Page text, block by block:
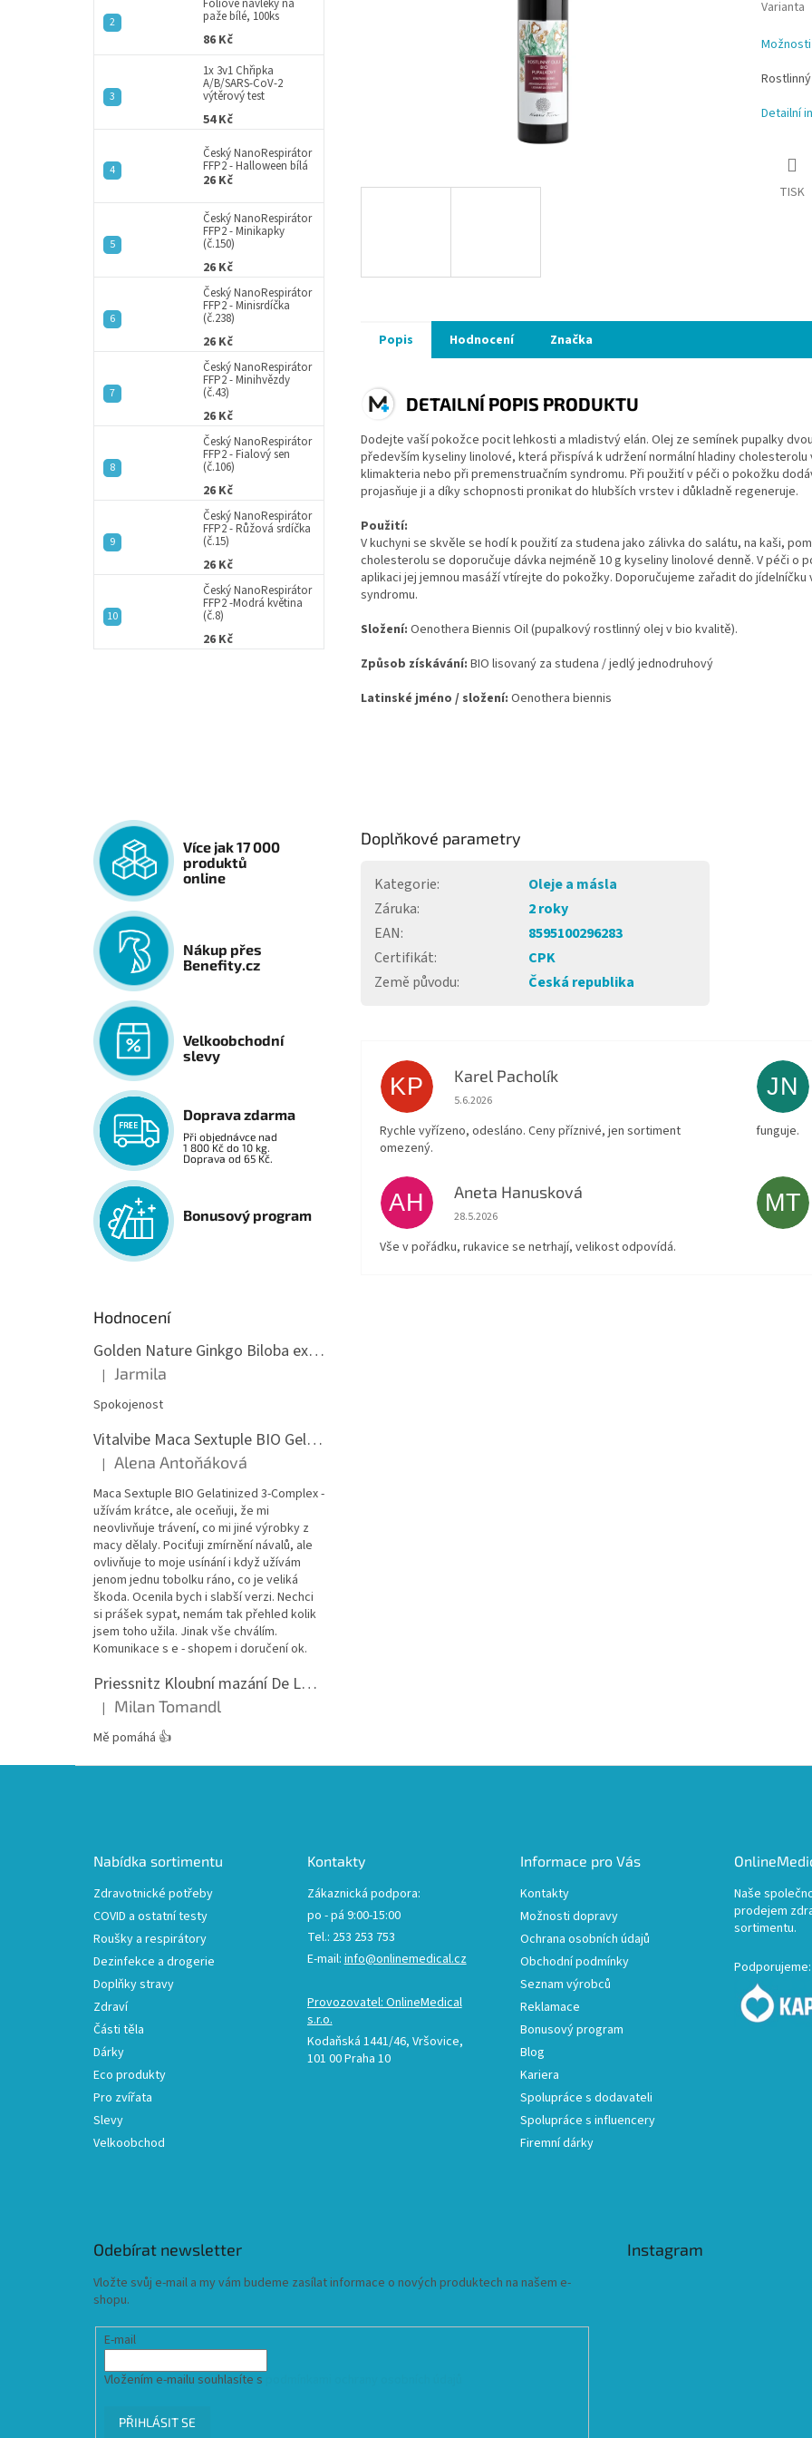
paže bílé, 100ks
86 Kč
1x 3v1 Chřipka
A/B/SARS-CoV-2
výtěrový test
54 Kč
Český NanoRespirátor
FFP2 - Halloween bílá
26 Kč
Český NanoRespirátor
FFP2 - Minikapky
(č.150)
26 Kč
Český NanoRespirátor
FFP2 - Minisrdíčka
(č.238)
26 Kč
Český NanoRespirátor
FFP2 - Minihvězdy
(č.43)
26 Kč
Český NanoRespirátor
FFP2 - Fialový sen
(č.106)
26 Kč
Český NanoRespirátor
FFP2 - Růžová srdíčka
(č.15)
26 Kč
Český NanoRespirátor
FFP2 -Modrá květina
(č.8)
26 Kč
Více jak 17 000
produktů
online
Nákup přes
Benefity.cz
Velkoobchodní
slevy
Doprava zdarma
Při objednávce nad
1 800 Kč do 10 kg.
Doprava od 65 Kč.
Bonusový program
Hodnocení
Golden Nature Ginkgo Biloba extrakt 50:1 60mg, 100 kapslí
Hodnocení produktu je 5 z 5 hvězdiček.
| Jarmila
Spokojenost
Vitalvibe Maca Sextuple BIO Gelatinized 3-Complex, 60 kapslí
Hodnocení produktu je 5 z 5 hvězdiček.
| Alena Antoňáková
Maca Sextuple BIO Gelatinized 3-Complex -
užívám krátce, ale oceňuji, že mi
neovlivňuje trávení, co mi jiné výrobky z
macy dělaly. Pociťuji zmírnění návalů, ale
ovlivňuje to moje usínání i když užívám
jenom jednu tobolku ráno, co je veliká
škoda. Ocenila bych i slabší verzi. Nechci
si prášek sypat, nemám tak přehled kolik
jsem toho užila. Jinak vše chválím.
Komunikace s e - shopem i doručení ok.
Priessnitz Kloubní mazání De Luxe, 200ml
Hodnocení produktu je 5 z 5 hvězdiček.
| Milan Tomandl
Mě pomáhá 👍
Varianta
Detailní
TISK
Popis Hodnocení Značka
DETAILNÍ POPIS PRODUKTU
Dodejte vaší pokožce pocit lehkosti a mladistvý elán. Olej ze semínek pupalky
především kyseliny linolové, která přispívá k udržení normální hladiny
klimakteria nebo při premenstruačním syndromu. Při použití v péči o pokožku
projasňuje ji a díky schopnosti pronikat do hlubších vrstev i důkladně regeneruje.
Použití:
V kuchyni se skvěle se hodí k použití za studena jako zálivka do salátu, na kaši,
cholesterolu se doporučuje dávka nejméně 10 g kyseliny linolové denně. V péči
aplikaci jej jemnou masáží vtírejte do pokožky. Doporučujeme zařadit do
syndromu.
Složení: Oenothera Biennis Oil (pupalkový rostlinný olej v bio kvalitě).
Způsob získávání: BIO lisovaný za studena / jedlý jednodruhový
Latinské jméno / složení: Oenothera biennis
Doplňkové parametry
Kategorie:
Oleje a másla
Záruka:
2 roky
EAN:
8595100296283
Certifikát:
CPK
Země původu: Česká republika
KP Karel Pacholík
Hodnocení obchodu je 4 z 5 hvězdiček.
5.6.2026
Rychle vyřízeno, odesláno. Ceny příznivé, jen sortiment
omezený.
JN
funguje.
AH Aneta Hanusková
Hodnocení obchodu je 5 z 5 hvězdiček.
28.5.2026
Vše v pořádku, rukavice se netrhají, velikost odpovídá.
MT
Nabídka sortimentu
Zdravotnické potřeby
COVID a ostatní testy
Roušky a respirátory
Dezinfekce a drogerie
Doplňky stravy
Zdraví
Části těla
Dárky
Eco produkty
Pro zvířata
Slevy
Velkoobchod
Kontakty
Zákaznická podpora:
po - pá 9:00-15:00
Tel.: 253 253 753
E-mail: info@onlinemedical.cz
Provozovatel: OnlineMedical
s.r.o.
Kodaňská 1441/46, Vršovice,
101 00 Praha 10
Informace pro Vás
Kontakty
Možnosti dopravy
Ochrana osobních údajů
Obchodní podmínky
Seznam výrobců
Reklamace
Bonusový program
Blog
Kariera
Spolupráce s dodavateli
Spolupráce s influencery
Firemní dárky
Naše
prodejem
sortimentu.
Podporujeme:
Odebírat newsletter
Vložte svůj e-mail a my vám budeme zasílat informace o nových produktech na našem e-
shopu.
E-mail
Vložením e-mailu souhlasíte s
PŘIHLÁSIT SE
Instagram